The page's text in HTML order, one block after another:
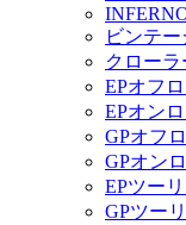
ビンテ
クローラ
EPオフ
EPオン
GPオフ
GPオン
EPツー
GPツー